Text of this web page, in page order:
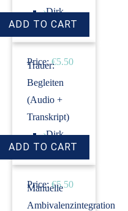
›Dirk
Revenstorf
Price: €5.50
Trauer:
Begleiten
(Audio +
Transkript)
›Dirk
Revenstorf
Price: €5.50
Manuelle
Ambivalenzintegration